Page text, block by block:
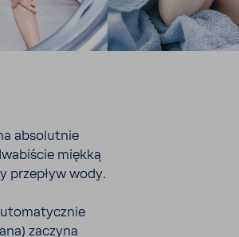
abso­lutnie
miękką
prze­pływ wody.
zaczyna